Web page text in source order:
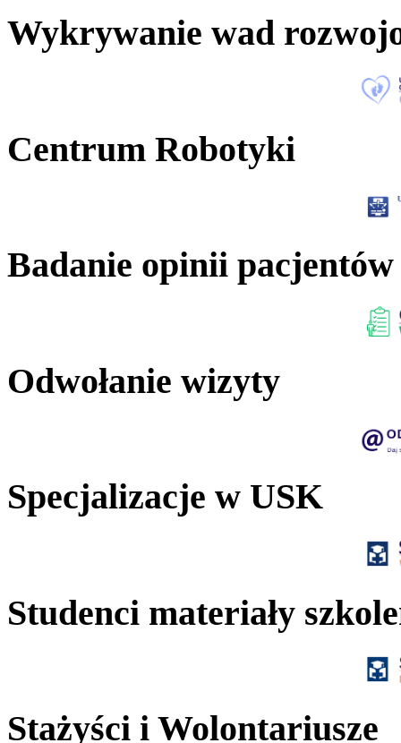
Wykrywanie wad
Centrum Robotyki
Badanie opinii pacjentów
Odwołanie wizyty
Specjalizacje w USK
Studenci materiały
Stażyści i Wolontariusze